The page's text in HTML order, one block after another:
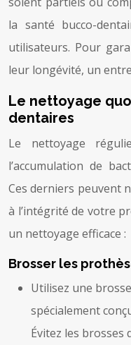
la santé bucco-
utilisateurs. Pour
leur longévité, un
Le nettoyage
dentaires
Le nettoyage
l’accumulation de
Ces derniers peuvent
à l’intégrité de votre
un nettoyage efficace :
Brosser les
Utilisez une
spécialement
Évitez les brosses